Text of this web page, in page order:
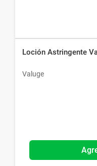
Loción Astringente
Valuge